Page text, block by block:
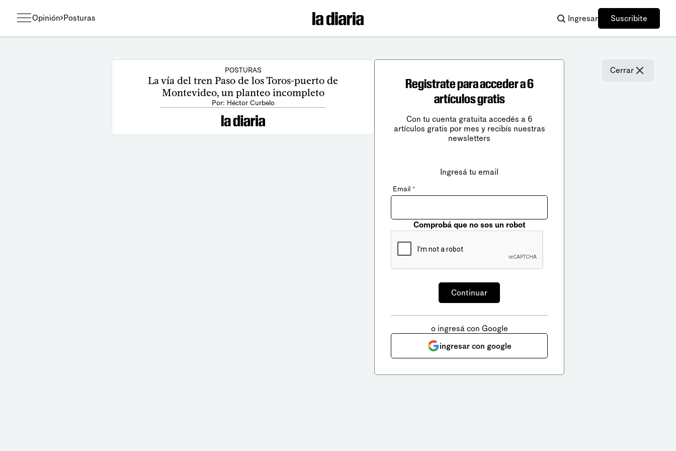
Opinión Posturas Ingresar Suscribite
POSTURAS
La vía del tren Paso de los Toros-puerto de
Montevideo, un planteo incompleto
Por: Héctor Curbelo
Cerrar
Registrate para acceder a 6
artículos gratis
Con tu cuenta gratuita accedés a 6
artículos gratis por mes y recibís nuestras
newsletters
Ingresá tu email
Email *
Comprobá que no sos un robot
o ingresá con Google
ingresar con google